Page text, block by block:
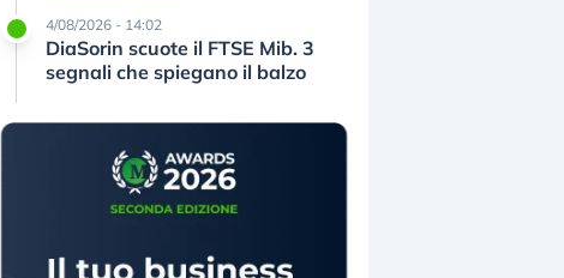
4/08/2026 - 14:02
DiaSorin scuote il FTSE Mib. 3
segnali che spiegano il balzo